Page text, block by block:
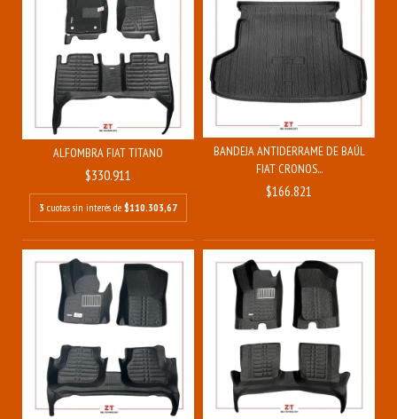
ALFOMBRA FIAT TITANO
$330.911
3 cuotas sin interés de $110.303,67
BANDEJA ANTIDERRAME DE BAÚL
FIAT CRONOS...
$166.821